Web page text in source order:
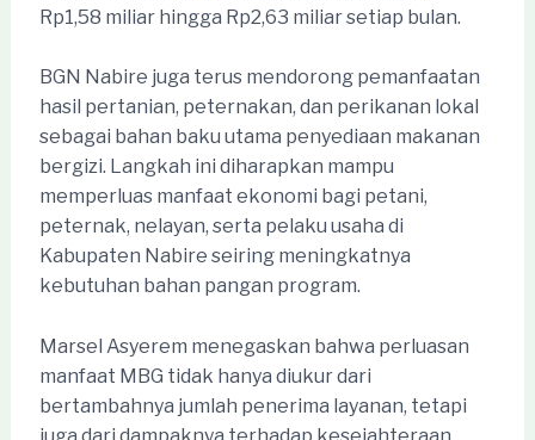
Rp1,58 miliar hingga Rp2,63 miliar setiap bulan.
BGN Nabire juga terus mendorong pemanfaatan
hasil pertanian, peternakan, dan perikanan lokal
sebagai bahan baku utama penyediaan makanan
bergizi. Langkah ini diharapkan mampu
memperluas manfaat ekonomi bagi petani,
peternak, nelayan, serta pelaku usaha di
Kabupaten Nabire seiring meningkatnya
kebutuhan bahan pangan program.
Marsel Asyerem menegaskan bahwa perluasan
manfaat MBG tidak hanya diukur dari
bertambahnya jumlah penerima layanan, tetapi